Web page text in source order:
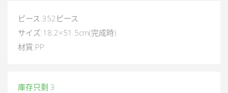
ピース:352ピース
サイズ:18.2×51.5cm(完成時)
材質:PP
庫存只剩 3